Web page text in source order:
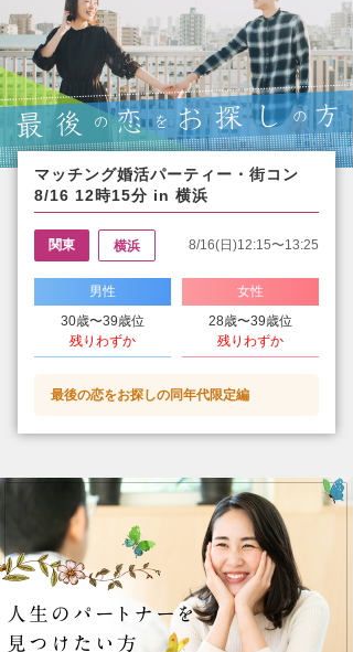
マッチング婚活パーティー・街コン
8/16 12時15分 in 横浜
関東 横浜 8/16(日)12:15〜13:25
男性
30歳〜39歳位
残りわずか
女性
28歳〜39歳位
残りわずか
最後の恋をお探しの同年代限定編